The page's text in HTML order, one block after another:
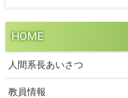
HOME
人間系長あいさつ
教員情報